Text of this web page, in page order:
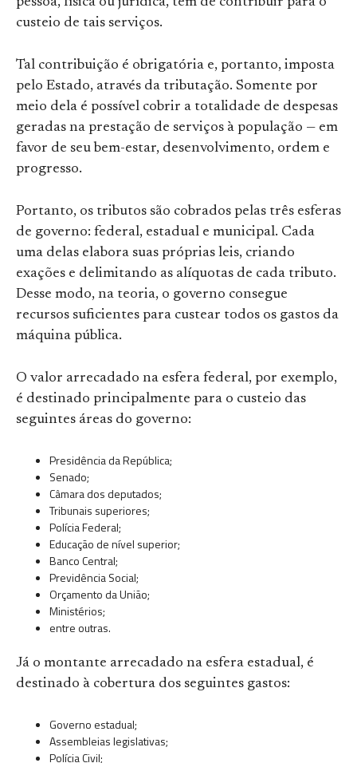
custeio de tais serviços.
Tal contribuição é obrigatória e, portanto, imposta
pelo Estado, através da tributação. Somente por
meio dela é possível cobrir a totalidade de despesas
geradas na prestação de serviços à população — em
favor de seu bem-estar, desenvolvimento, ordem e
progresso.
Portanto, os tributos são cobrados pelas três esferas
de governo: federal, estadual e municipal. Cada
uma delas elabora suas próprias leis, criando
exações e delimitando as alíquotas de cada tributo.
Desse modo, na teoria, o governo consegue
recursos suficientes para custear todos os gastos da
máquina pública.
O valor arrecadado na esfera federal, por exemplo,
é destinado principalmente para o custeio das
seguintes áreas do governo:
Presidência da República;
Senado;
Câmara dos deputados;
Tribunais superiores;
Polícia Federal;
Educação de nível superior;
Banco Central;
Previdência Social;
Orçamento da União;
Ministérios;
entre outras.
Já o montante arrecadado na esfera estadual, é
destinado à cobertura dos seguintes gastos:
Governo estadual;
Assembleias legislativas;
Polícia Civil;